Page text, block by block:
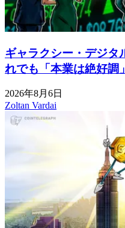
ギャラクシー・デジタ
れでも「本業は絶好調
2026年8月6日
Zoltan Vardai